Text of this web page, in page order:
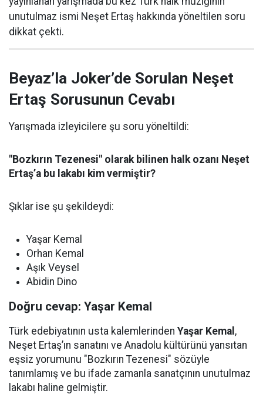
unutulmaz ismi Neşet Ertaş hakkında yöneltilen soru
dikkat çekti.
Beyaz’la Joker’de Sorulan Neşet
Ertaş Sorusunun Cevabı
Yarışmada izleyicilere şu soru yöneltildi:
"Bozkırın Tezenesi" olarak bilinen halk ozanı Neşet
Ertaş’a bu lakabı kim vermiştir?
Şıklar ise şu şekildeydi:
Yaşar Kemal
Orhan Kemal
Aşık Veysel
Abidin Dino
Doğru cevap: Yaşar Kemal
Türk edebiyatının usta kalemlerinden Yaşar Kemal ,
Neşet Ertaş’ın sanatını ve Anadolu kültürünü yansıtan
eşsiz yorumunu "Bozkırın Tezenesi" sözüyle
tanımlamış ve bu ifade zamanla sanatçının unutulmaz
lakabı haline gelmiştir.